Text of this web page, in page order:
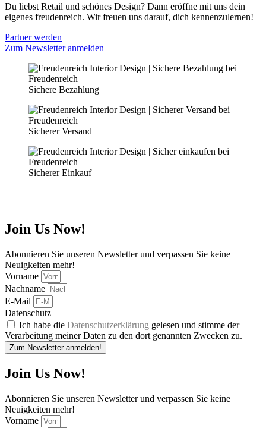
Du liebst Retail und schönes Design? Dann eröffne mit uns dein
eigenes freudenreich. Wir freuen uns darauf, dich kennenzulernen!
Partner werden
Zum Newsletter anmelden
Sichere Bezahlung
Sicherer Versand
Sicherer Einkauf
Join Us Now!
Abonnieren Sie unseren Newsletter und verpassen Sie keine
Neuigkeiten mehr!
Vorname
Nachname
E-Mail
Datenschutz
Ich habe die Datenschutzerklärung gelesen und stimme der
Verarbeitung meiner Daten zu den dort genannten Zwecken zu.
Zum Newsletter anmelden!
Join Us Now!
Abonnieren Sie unseren Newsletter und verpassen Sie keine
Neuigkeiten mehr!
Vorname